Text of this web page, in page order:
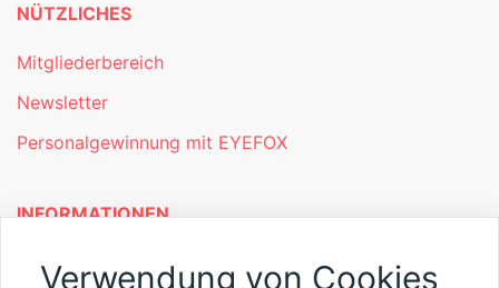
NÜTZLICHES
Mitgliederbereich
Newsletter
Personalgewinnung mit EYEFOX
INFORMATIONEN
Was ist EYEFOX – Ihre Möglichkeiten
Verwendung von Cookies